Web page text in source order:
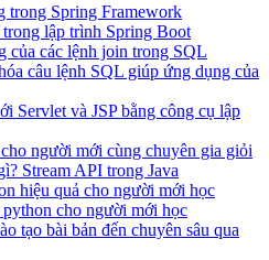
trong Spring Framework
lập trình Spring Boot
của các lệnh join trong SQL
câu lệnh SQL giúp ứng dụng của
Servlet và JSP bằng công cụ lập
người mới cùng chuyên gia giỏi
Stream API trong Java
hiệu quả cho người mới học
cho người mới học
tạo bài bản đến chuyên sâu qua